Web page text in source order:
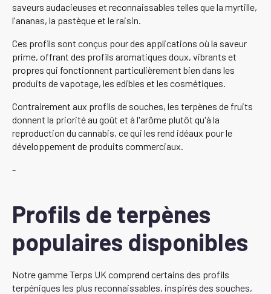
saveurs audacieuses et reconnaissables telles que la myrtille,
l'ananas, la pastèque et le raisin.
Ces profils sont conçus pour des applications où la saveur
prime, offrant des profils aromatiques doux, vibrants et
propres qui fonctionnent particulièrement bien dans les
produits de vapotage, les edibles et les cosmétiques.
Contrairement aux profils de souches, les terpènes de fruits
donnent la priorité au goût et à l'arôme plutôt qu'à la
reproduction du cannabis, ce qui les rend idéaux pour le
développement de produits commerciaux.
-
Profils de terpènes
populaires disponibles
Notre gamme Terps UK comprend certains des profils
terpéniques les plus reconnaissables, inspirés des souches,